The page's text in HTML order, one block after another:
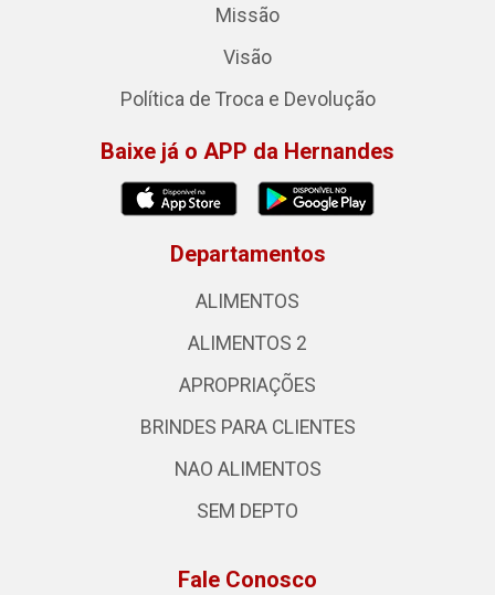
Missão
Visão
Política de Troca e Devolução
Baixe já o APP da Hernandes
Departamentos
ALIMENTOS
ALIMENTOS 2
APROPRIAÇÕES
BRINDES PARA CLIENTES
NAO ALIMENTOS
SEM DEPTO
Fale Conosco